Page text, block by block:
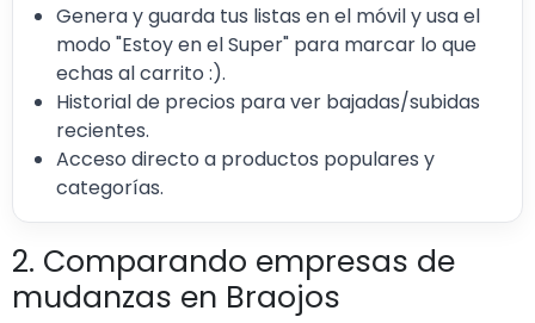
Genera y guarda tus listas en el móvil y usa el
modo "Estoy en el Super" para marcar lo que
echas al carrito :).
Historial de precios para ver bajadas/subidas
recientes.
Acceso directo a productos populares y
categorías.
2. Comparando empresas de
mudanzas en Braojos